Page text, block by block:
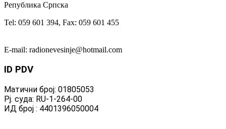
Република Српска
Tel: 059 601 394, Fax: 059 601 455
E-mail: radionevesinje@hotmail.com
ID PDV
Матични број: 01805053
Рј. суда: RU-1-264-00
ИД број : 4401396050004